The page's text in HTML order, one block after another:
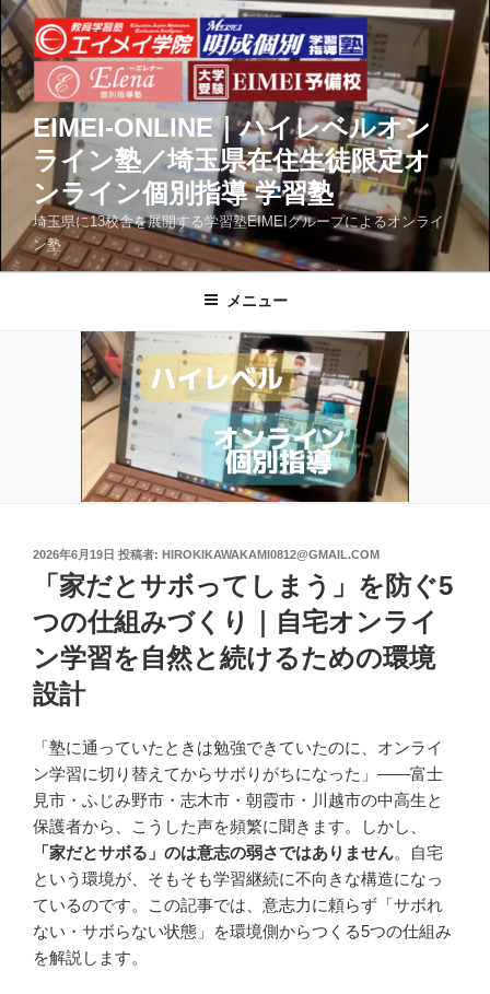
コ
ン
テ
ン
ツ
へ
プ
EIMEI-ONLINE｜ハイレベルオン
ライン塾／埼玉県在住生徒限定オ
ンライン個別指導 学習塾
埼玉県に13校舎を展開する学習塾EIMEIグループによるオンライ
ン塾
メニュー
投
2026年6月19日 投稿者: HIROKIKAWAKAMI0812@GMAIL.COM
「家だとサボってしまう」を防ぐ5
つの仕組みづくり｜自宅オンライ
ン学習を自然と続けるための環境
設計
「塾に通っていたときは勉強できていたのに、オンライ
ン学習に切り替えてからサボりがちになった」——富士
見市・ふじみ野市・志木市・朝霞市・川越市の中高生と
保護者から、こうした声を頻繁に聞きます。しかし、
「家だとサボる」のは意志の弱さではありません。自宅
という環境が、そもそも学習継続に不向きな構造になっ
ているのです。この記事では、意志力に頼らず「サボれ
ない・サボらない状態」を環境側からつくる5つの仕組み
を解説します。